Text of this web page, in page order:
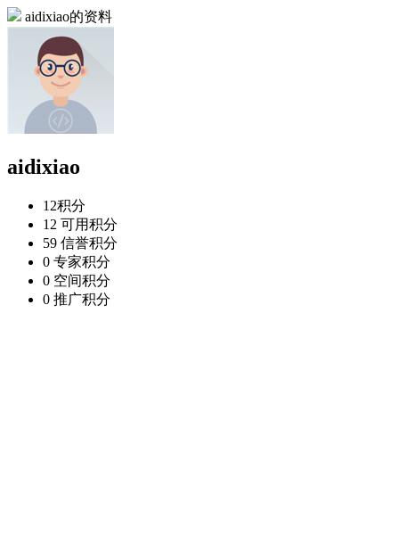
aidixiao的资料
aidixiao
12积分
12 可用积分
59 信誉积分
0 专家积分
0 空间积分
0 推广积分